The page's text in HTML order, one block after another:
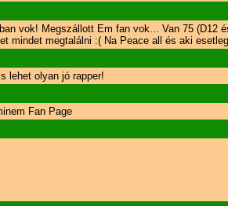
vok! Megszállott Em fan vok... Van 75 (D12
mindet megtalálni :( Na Peace all és aki
lehet olyan jó rapper!
Fan Page